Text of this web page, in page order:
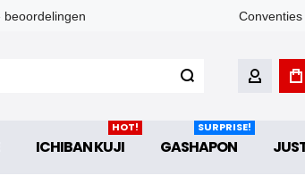
beoordelingen Conventies
ICHIBAN KUJI
HOT!
GASHAPON
SURPRISE!